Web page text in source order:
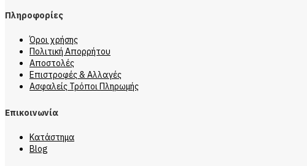
Πληροφορίες
Όροι χρήσης
Πολιτική Απορρήτου
Αποστολές
Επιστροφές & Αλλαγές
Ασφαλείς Τρόποι Πληρωμής
Επικοινωνία
Κατάστημα
Blog